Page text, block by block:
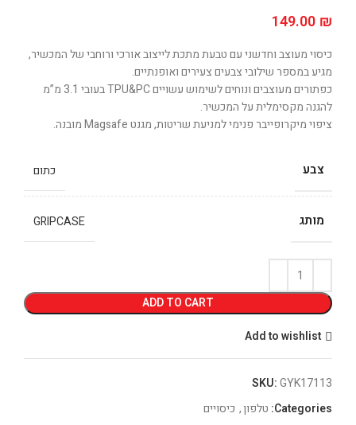
149.00 ₪
כיסוי מעוצב וחדשני עם טבעת מתכת לייצוב אורכי ורוחבי של המכשיר,
מגיע במספר שילובי צבעים צעירים ואופנתיים.
כפתורים מעוצבים ונוחים לשימוש עשויים TPU&PC בעובי 3.1 מ”מ
להגנה מקסימלית על המכשיר.
ציפוי מיקרופייבר פנימי למניעת שריטות, מגנט Magsafe מובנה.
צבע כתום
מותג GRIPCASE
ADD TO CART
Add to wishlist
SKU:GYK17113
Categories: טלפון, כיסויים